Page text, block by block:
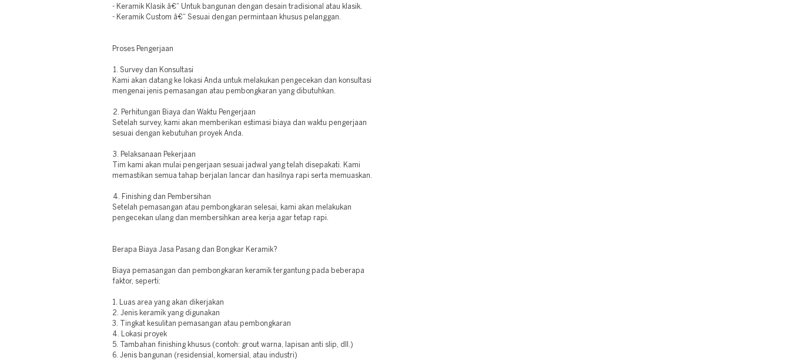
- Keramik Klasik â€“ Untuk bangunan dengan desain tradisional atau klasik.
- Keramik Custom â€“ Sesuai dengan permintaan khusus pelanggan.
Proses Pengerjaan
1. Survey dan Konsultasi
Kami akan datang ke lokasi Anda untuk melakukan pengecekan dan konsultasi
mengenai jenis pemasangan atau pembongkaran yang dibutuhkan.
2. Perhitungan Biaya dan Waktu Pengerjaan
Setelah survey, kami akan memberikan estimasi biaya dan waktu pengerjaan
sesuai dengan kebutuhan proyek Anda.
3. Pelaksanaan Pekerjaan
Tim kami akan mulai pengerjaan sesuai jadwal yang telah disepakati. Kami
memastikan semua tahap berjalan lancar dan hasilnya rapi serta memuaskan.
4. Finishing dan Pembersihan
Setelah pemasangan atau pembongkaran selesai, kami akan melakukan
pengecekan ulang dan membersihkan area kerja agar tetap rapi.
Berapa Biaya Jasa Pasang dan Bongkar Keramik?
Biaya pemasangan dan pembongkaran keramik tergantung pada beberapa
faktor, seperti:
1. Luas area yang akan dikerjakan
2. Jenis keramik yang digunakan
3. Tingkat kesulitan pemasangan atau pembongkaran
4. Lokasi proyek
5. Tambahan finishing khusus (contoh: grout warna, lapisan anti slip, dll.)
6. Jenis bangunan (residensial, komersial, atau industri)